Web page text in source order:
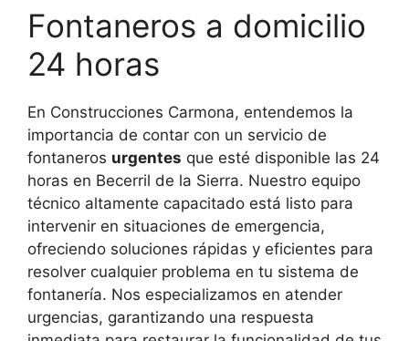
Fontaneros a domicilio
24 horas
En Construcciones Carmona, entendemos la
importancia de contar con un servicio de
fontaneros urgentes que esté disponible las 24
horas en Becerril de la Sierra. Nuestro equipo
técnico altamente capacitado está listo para
intervenir en situaciones de emergencia,
ofreciendo soluciones rápidas y eficientes para
resolver cualquier problema en tu sistema de
fontanería. Nos especializamos en atender
urgencias, garantizando una respuesta